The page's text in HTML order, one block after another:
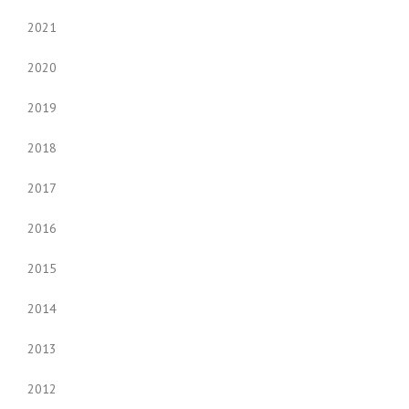
2021
2020
2019
2018
2017
2016
2015
2014
2013
2012